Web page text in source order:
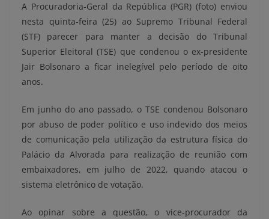
A Procuradoria-Geral da República (PGR) (foto) enviou
nesta quinta-feira (25) ao Supremo Tribunal Federal
(STF) parecer para manter a decisão do Tribunal
Superior Eleitoral (TSE) que condenou o ex-presidente
Jair Bolsonaro a ficar inelegível pelo período de oito
anos.
Em junho do ano passado, o TSE condenou Bolsonaro
por abuso de poder político e uso indevido dos meios
de comunicação pela utilização da estrutura física do
Palácio da Alvorada para realização de reunião com
embaixadores, em julho de 2022, quando atacou o
sistema eletrônico de votação.
Ao opinar sobre a questão, o vice-procurador da